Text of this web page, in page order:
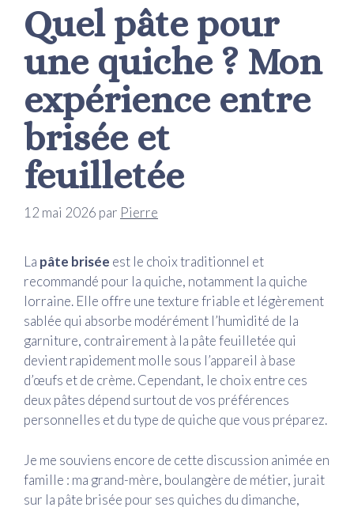
Quel pâte pour
une quiche ? Mon
expérience entre
brisée et
feuilletée
12 mai 2026 par Pierre
La pâte brisée est le choix traditionnel et
recommandé pour la quiche, notamment la quiche
lorraine. Elle offre une texture friable et légèrement
sablée qui absorbe modérément l’humidité de la
garniture, contrairement à la pâte feuilletée qui
devient rapidement molle sous l’appareil à base
d’œufs et de crème. Cependant, le choix entre ces
deux pâtes dépend surtout de vos préférences
personnelles et du type de quiche que vous préparez.
Je me souviens encore de cette discussion animée en
famille : ma grand-mère, boulangère de métier, jurait
sur la pâte brisée pour ses quiches du dimanche,